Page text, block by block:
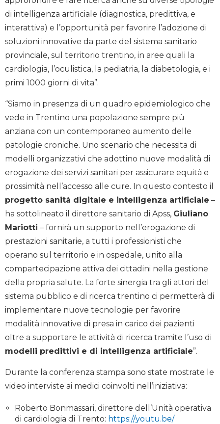
di intelligenza artificiale (diagnostica, predittiva, e
interattiva) e l’opportunità per favorire l’adozione di
soluzioni innovative da parte del sistema sanitario
provinciale, sul territorio trentino, in aree quali la
cardiologia, l’oculistica, la pediatria, la diabetologia, e i
primi 1000 giorni di vita”.
“Siamo in presenza di un quadro epidemiologico che
vede in Trentino una popolazione sempre più
anziana con un contemporaneo aumento delle
patologie croniche. Uno scenario che necessita di
modelli organizzativi che adottino nuove modalità di
erogazione dei servizi sanitari per assicurare equità e
prossimità nell’accesso alle cure. In questo contesto il
progetto sanità digitale e intelligenza artificiale –
ha sottolineato il direttore sanitario di Apss, Giuliano
Mariotti – fornirà un supporto nell’erogazione di
prestazioni sanitarie, a tutti i professionisti che
operano sul territorio e in ospedale, unito alla
compartecipazione attiva dei cittadini nella gestione
della propria salute. La forte sinergia tra gli attori del
sistema pubblico e di ricerca trentino ci permetterà di
implementare nuove tecnologie per favorire
modalità innovative di presa in carico dei pazienti
oltre a supportare le attività di ricerca tramite l’uso di
modelli predittivi e di intelligenza artificiale”.
Durante la conferenza stampa sono state mostrate le
video interviste ai medici coinvolti nell’iniziativa:
Roberto Bonmassari, direttore dell’Unità operativa
di cardiologia di Trento: https://youtu.be/